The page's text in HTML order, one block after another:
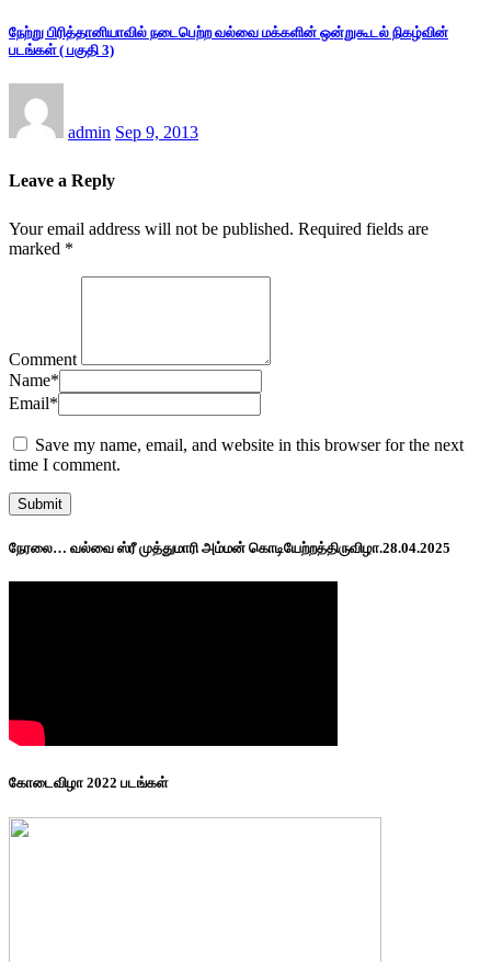
நேற்று பிரித்தானியாவில் நடைபெற்ற வல்வை மக்களின் ஒன்றுகூடல் நிகழ்வின்
படங்கள் ( பகுதி 3)
admin Sep 9, 2013
Leave a Reply
Your email address will not be published. Required fields are
marked *
Comment
Name*
Email*
Save my name, email, and website in this browser for the next
time I comment.
நேரலை… வல்வை ஸ்ரீ முத்துமாரி அம்மன் கொடியேற்றத்திருவிழா.28.04.2025
கோடைவிழா 2022 படங்கள்